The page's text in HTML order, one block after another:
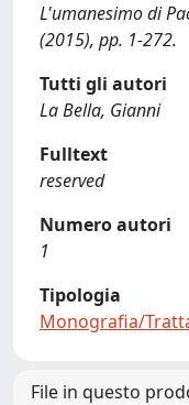
L'umanesimo di
(2015), pp. 1-272.
Tutti gli autori
La Bella, Gianni
Fulltext
reserved
Numero autori
1
Tipologia
Monografia/
File in questo